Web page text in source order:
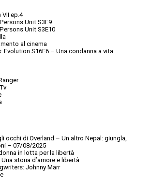
VII ep.4
Unit S3E9
Unit S3E10
al cinema
Evolution S16E6 – Una condanna a vita
occhi di Overland – Un altro Nepal: giungla,
– 07/08/2025
in lotta per la libertà
Una storia d’amore e libertà
Johnny Marr